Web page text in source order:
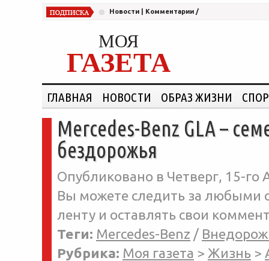
Новости Комментарии /
МОЯ
ГАЗЕТА
ГЛАВНАЯ НОВОСТИ ОБРАЗ ЖИЗНИ
Mercedes-Benz GLA –
бездорожья
Опубликовано в Четверг, 15-го
Вы можете следить за любыми
ленту и оставлять свои
Теги: Mercedes-Benz /
Рубрика: Моя газета > Жизнь >